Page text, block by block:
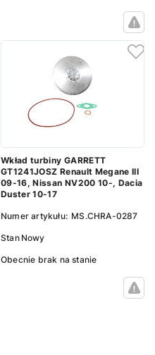
Wkład turbiny GARRETT
GT1241JOSZ Renault Megane III
09-16, Nissan NV200 10-, Dacia
Duster 10-17
Numer artykułu: MS.CHRA-0287
Stan Nowy
Obecnie brak na stanie